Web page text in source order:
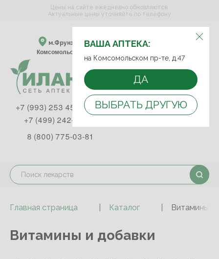
ВЫБЕРИТЕ АПТЕКУ:
м.Фрунзенская м.Спортивная
Комсомольский пр-т, д. 47
ВАША АПТЕКА:
на Комсомольском пр-те, д.47
ДА
ВЫБРАТЬ ДРУГУЮ
Цены на сайте ежедневно обновляются.
Актуальные цены уточняйте по телефону
+7 (993) 253 45 93
+7 (499) 242-90-85
8 (800) 775-03-81
Главная страница Каталог Витамины и
Витамины и добавки